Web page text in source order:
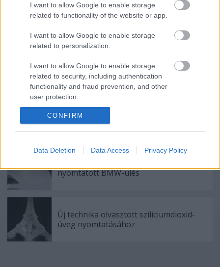
I want to allow Google to enable storage
related to functionality of the website or app.
I want to allow Google to enable storage
related to personalization.
I want to allow Google to enable storage
related to security, including authentication
functionality and fraud prevention, and other
user protection.
CONFIRM
Data Deletion Data Access Privacy Policy
Ajánlott bejegyzések:
Az első 3D nyomtatott alkatrészek egy
közúti Ferrariban
nyomtatott BMW-ülés
Új technika olvasztott szilíciumdioxid-
üveg nyomtatásához